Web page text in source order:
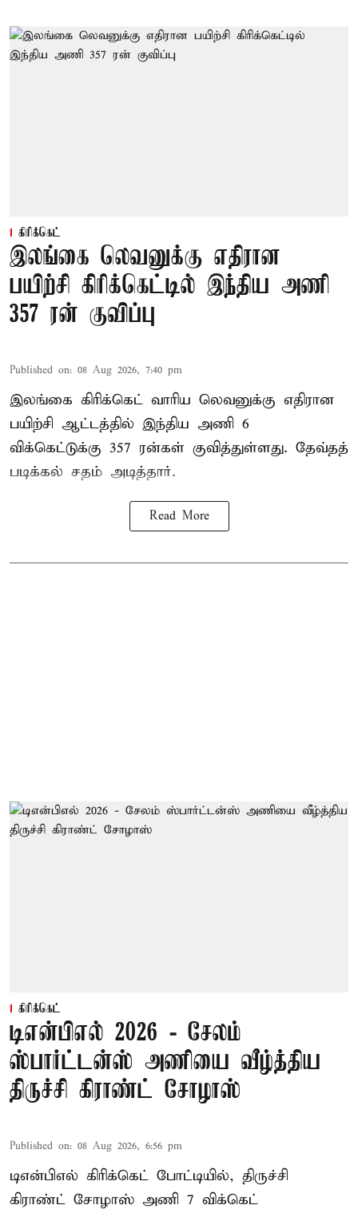
கிரிக்கெட்
இலங்கை லெவனுக்கு எதிரான
பயிற்சி கிரிக்கெட்டில் இந்திய அணி
357 ரன் குவிப்பு
Published on: 08 Aug 2026, 7:40 pm
இலங்கை கிரிக்கெட் வாரிய லெவனுக்கு எதிரான
பயிற்சி ஆட்டத்தில் இந்திய அணி 6
விக்கெட்டுக்கு 357 ரன்கள் குவித்துள்ளது. தேவ்தத்
படிக்கல் சதம் அடித்தார்.
Read More
கிரிக்கெட்
டிஎன்பிஎல் 2026 - சேலம்
ஸ்பார்ட்டன்ஸ் அணியை வீழ்த்திய
திருச்சி கிராண்ட் சோழாஸ்
Published on: 08 Aug 2026, 6:56 pm
டிஎன்பிஎல் கிரிக்கெட் போட்டியில், திருச்சி
கிராண்ட் சோழாஸ் அணி 7 விக்கெட்